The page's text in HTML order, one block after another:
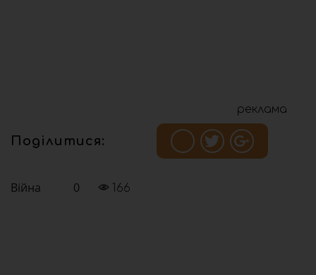
реклама
Поділитися:
Війна 0 166